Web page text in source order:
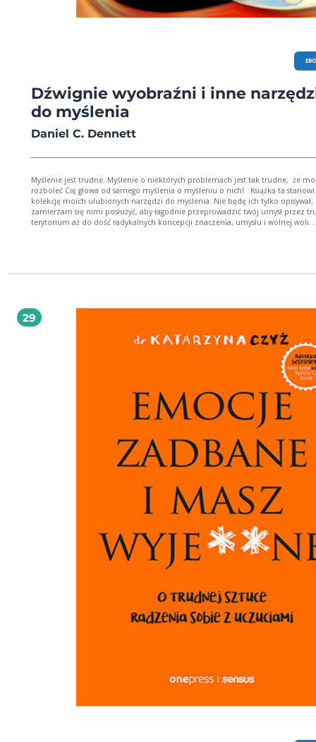
Dźwignie wyobraźni i inne
do myślenia
Daniel C. Dennett
Myślenie jest trudne. Myślenie o niektórych problemach jest tak trudne, że
rozboleć Cię głowa od samego myślenia o myśleniu o nich! Książka ta stanowi
kolekcję moich ulubionych narzędzi do myślenia. Nie będę ich tylko opisywał;
zamierzam się nimi posłużyć, aby łagodnie przeprowadzić twój umysł przez
terytorium aż do dość radykalnych koncepcji znaczenia, umysłu i wolnej woli.
rozsadzić tę czy inną specyficzną i uwodzicielską ideę, oczyszczając drogę
nie warte przyrządy do perswazji, które mogą Cię zaprowadzić na manowce,
będziesz ostrożny. Niezależnie od tego, czy spokojnie dotrzesz, czy też nie, do
proponowanego przeze mnie miejsca przeznaczenia – i czy postanowisz
tam ze mną – podróż ta zaopatrzy Cię w nowe sposoby myślenia o
zagadnieniach i myślenia o myśleniu. Daniel C. Dennett
29